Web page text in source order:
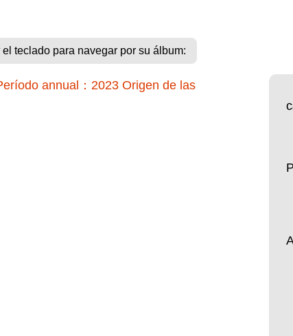
teclado para navegar por su álbum: